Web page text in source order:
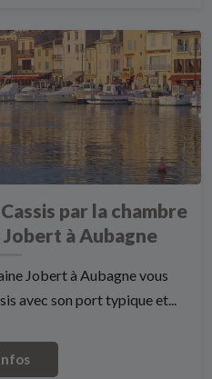
par la chambre
à Aubagne
Jobert à Aubagne vous
avec son port typique et...